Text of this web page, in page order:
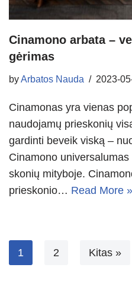
Cinamono arbata –
gėrimas
byArbatos Nauda 2023-
Cinamonas yra vienas
naudojamų prieskonių
gardinti beveik viską –
Cinamono
skonių mityboje.
prieskonio… Read More »
1 2 Kitas »